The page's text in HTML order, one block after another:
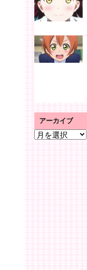
アーカイブ
ア